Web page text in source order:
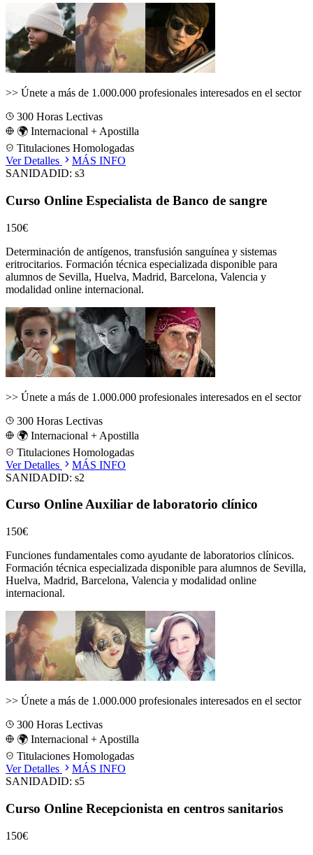
>> Únete a más de 1.000.000 profesionales interesados en el sector
300 Horas Lectivas
🌍 Internacional + Apostilla
Titulaciones Homologadas
Ver Detalles
MÁS INFO
SANIDADID: s3
Curso Online Especialista de Banco de sangre
150€
Determinación de antígenos, transfusión sanguínea y sistemas
eritrocitarios. Formación técnica especializada disponible para
alumnos de Sevilla, Huelva, Madrid, Barcelona, Valencia y
modalidad online internacional.
>> Únete a más de 1.000.000 profesionales interesados en el sector
300 Horas Lectivas
🌍 Internacional + Apostilla
Titulaciones Homologadas
Ver Detalles
MÁS INFO
SANIDADID: s2
Curso Online Auxiliar de laboratorio clínico
150€
Funciones fundamentales como ayudante de laboratorios clínicos.
Formación técnica especializada disponible para alumnos de Sevilla,
Huelva, Madrid, Barcelona, Valencia y modalidad online
internacional.
>> Únete a más de 1.000.000 profesionales interesados en el sector
300 Horas Lectivas
🌍 Internacional + Apostilla
Titulaciones Homologadas
Ver Detalles
MÁS INFO
SANIDADID: s5
Curso Online Recepcionista en centros sanitarios
150€